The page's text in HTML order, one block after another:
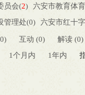
员会(2) 六安市教育体
安市司法局(0) 六安市
六安市住房和城乡建设
（六安市人民防空办公
管理处(0) 六安市红十
0) 互动 (0) 解读 (0)
1个月内 1年内